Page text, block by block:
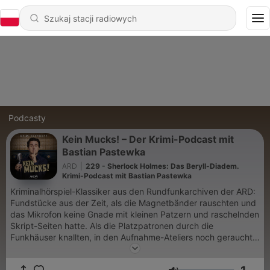
Podcasty
Kein Mucks! – Der Krimi-Podcast mit
Bastian Pastewka
ARD
229 - Sherlock Holmes: Das Beryll-Diadem.
Krimi-Podcast mit Bastian Pastewka
Kriminalhörspiel-Klassiker aus den Rundfunkarchiven der ARD:
Fundstücke aus der Zeit, als die Magnetbänder rauschten und
das Mikrofon keine Gnade mit kleinen Patzern und raschelnden
Skript-Seiten hatte. Als die Platzpatronen durch die
Funkhäuser knallten, in den Aufnahme-Ateliers noch geraucht
wurde und der Whisky bereitstand, um die Stimme zu ölen.